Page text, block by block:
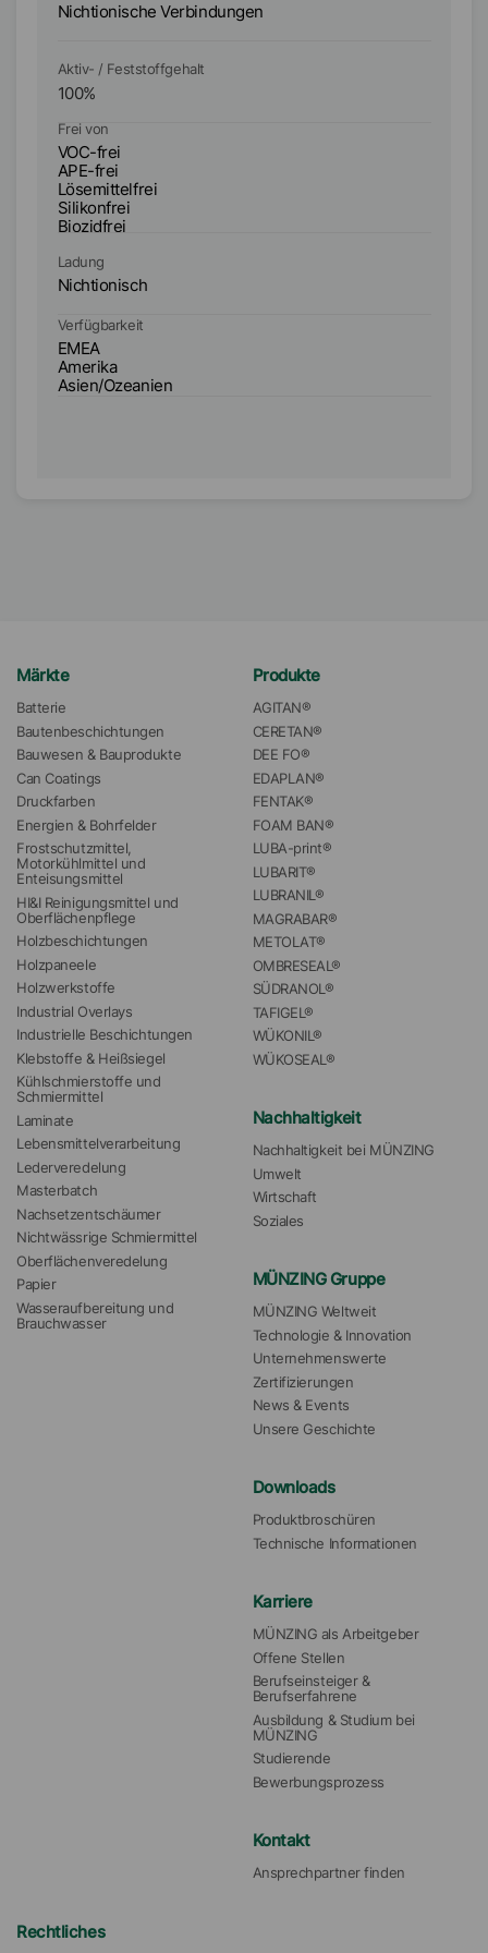
Nichtionische Verbindungen
Aktiv- / Feststoffgehalt
100%
Frei von
VOC-frei
APE-frei
Lösemittelfrei
Silikonfrei
Biozidfrei
Ladung
Nichtionisch
Verfügbarkeit
EMEA
Amerika
Asien/Ozeanien
Märkte
Batterie
Bautenbeschichtungen
Bauwesen & Bauprodukte
Can Coatings
Druckfarben
Energien & Bohrfelder
Frostschutzmittel,
Motorkühlmittel und
Enteisungsmittel
HI&I Reinigungsmittel und
Oberflächenpflege
Holzbeschichtungen
Holzpaneele
Holzwerkstoffe
Industrial Overlays
Industrielle Beschichtungen
Klebstoffe & Heißsiegel
Kühlschmierstoffe und
Schmiermittel
Laminate
Lebensmittelverarbeitung
Lederveredelung
Masterbatch
Nachsetzentschäumer
Nichtwässrige Schmiermittel
Oberflächenveredelung
Papier
Wasseraufbereitung und
Brauchwasser
Produkte
AGITAN®
CERETAN®
DEE FO®
EDAPLAN®
FENTAK®
FOAM BAN®
LUBA-print®
LUBARIT®
LUBRANIL®
MAGRABAR®
METOLAT®
OMBRESEAL®
SÜDRANOL®
TAFIGEL®
WÜKONIL®
WÜKOSEAL®
Nachhaltigkeit
Nachhaltigkeit bei MÜNZING
Umwelt
Wirtschaft
Soziales
MÜNZING Gruppe
MÜNZING Weltweit
Technologie & Innovation
Unternehmenswerte
Zertifizierungen
News & Events
Unsere Geschichte
Downloads
Produktbroschüren
Technische Informationen
Karriere
MÜNZING als Arbeitgeber
Offene Stellen
Berufseinsteiger &
Berufserfahrene
Ausbildung & Studium bei
MÜNZING
Studierende
Bewerbungsprozess
Kontakt
Ansprechpartner finden
Rechtliches